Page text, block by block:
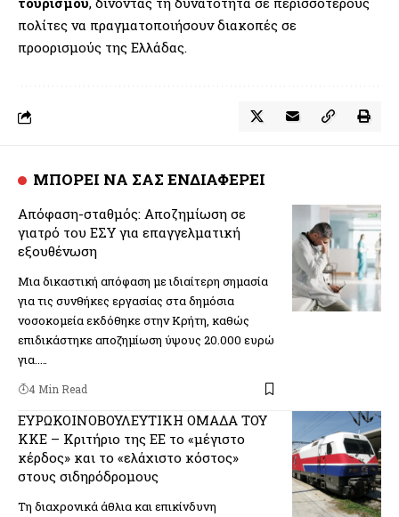
πολίτες να πραγματοποιήσουν διακοπές σε
προορισμούς της Ελλάδας.
ΜΠΟΡΕΙ ΝΑ ΣΑΣ ΕΝΔΙΑΦΕΡΕΙ
Απόφαση-σταθμός: Αποζημίωση σε
γιατρό του ΕΣΥ για επαγγελματική
εξουθένωση
Μια δικαστική απόφαση με ιδιαίτερη σημασία
για τις συνθήκες εργασίας στα δημόσια
νοσοκομεία εκδόθηκε στην Κρήτη, καθώς
επιδικάστηκε αποζημίωση ύψους 20.000 ευρώ
για..…
4 Min Read
EΥΡΩΚΟΙΝΟΒΟΥΛΕΥΤΙΚΗ ΟΜΑΔΑ ΤΟΥ
ΚΚΕ – Κριτήριο της ΕΕ το «μέγιστο
κέρδος» και το «ελάχιστο κόστος»
στους σιδηρόδρομους
Τη διαχρονικά άθλια και επικίνδυνη